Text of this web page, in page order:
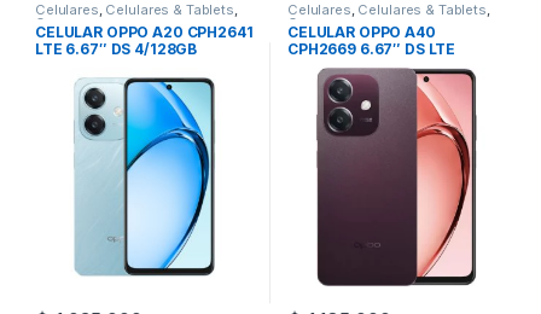
Celulares, Celulares & Tablets,
Oppo
CELULAR OPPO A20 CPH2641
LTE 6.67″ DS 4/128GB
Celulares, Celulares & Tablets,
Oppo
CELULAR OPPO A40
CPH2669 6.67″ DS LTE
4/256GB